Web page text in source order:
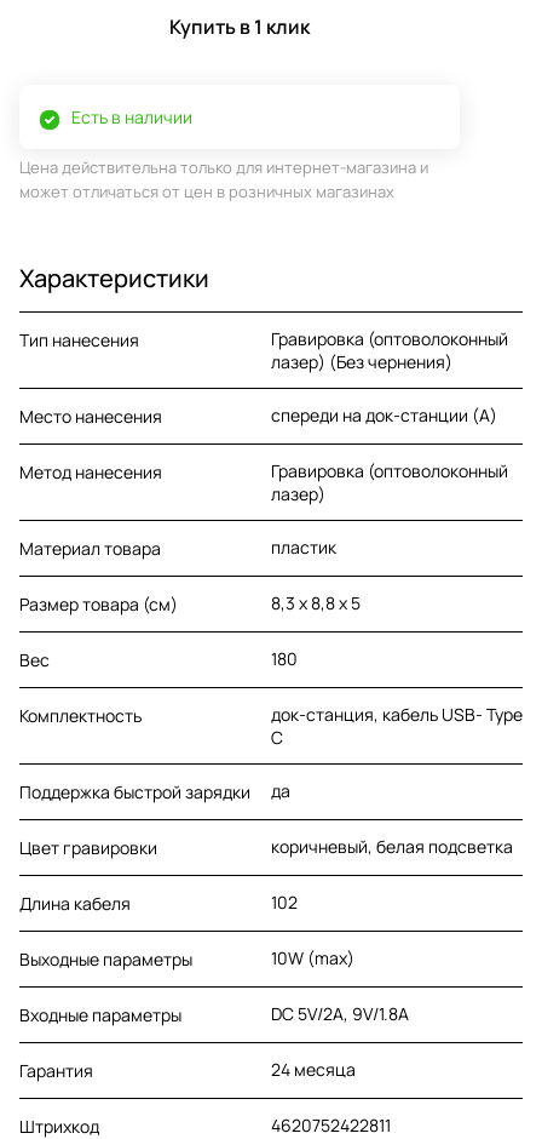
Купить в 1 клик
Есть в наличии
Цена действительна только для интернет-магазина и
может отличаться от цен в розничных магазинах
Характеристики
Тип нанесения
Гравировка (оптоволоконный
лазер) (Без чернения)
Место нанесения спереди на док-станции (A)
Метод нанесения
Гравировка (оптоволоконный
лазер)
Материал товара пластик
Размер товара (см) 8,3 х 8,8 х 5
Вес 180
Комплектность
док-станция, кабель USB- Type
C
Поддержка быстрой зарядки да
Цвет гравировки коричневый, белая подсветка
Длина кабеля 102
Выходные параметры 10W (max)
Входные параметры DC 5V/2A, 9V/1.8A
Гарантия 24 месяца
Штрихкод 4620752422811